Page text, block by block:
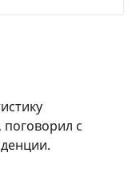
с